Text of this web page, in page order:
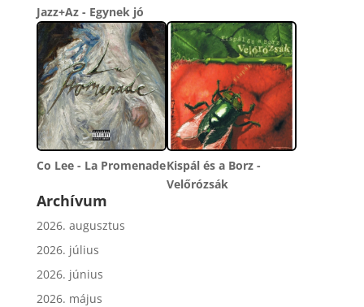
Jazz+Az - Egynek jó
Co Lee - La PromenadeKispál és a Borz -
Velőrózsák
Archívum
2026. augusztus
2026. július
2026. június
2026. május